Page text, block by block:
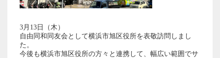
3月13日（木）
自由同和同友会として横浜市旭区役所を表敬訪問しまし
た。
今後も横浜市旭区役所の方々と連携して、幅広い範囲でサ